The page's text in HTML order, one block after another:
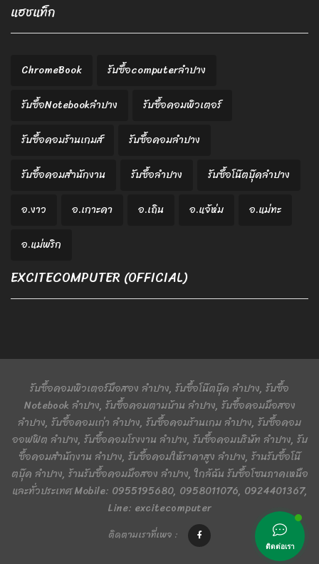
แฮชแท็ก
ChromeBook
รับซื้อcomputerลำปาง
รับซื้อNotebookลำปาง
รับซื้อคอมพิวเตอร์
รับซื้อคอมร้านเกมส์
รับซื้อคอมลำปาง
รับซื้อคอมสำนักงาน
รับซื้อลำปาง
รับซื้อโน๊ตบุ๊คลำปาง
อ.งาว
อ.เกาะคา อ.เถิน อ.แจ้ห่ม
อ.แม่ทะ
อ.แม่พริก
EXCITECOMPUTER (OFFICIAL)
รับซื้อคอมพิวเตอร์มือสอง ลำปาง, รับซื้อโน๊ตบุ๊ค ลำปาง, รับซื้อ
Notebook ลำปาง, รับซื้อคอมตามบ้าน ลำปาง, รับซื้อคอมมือสอง
ลำปาง, รับซื้อคอมเก่า ลำปาง, รับซื้อคอมร้านเกม ลำปาง, รับซื้อคอม
ออฟฟิต ลำปาง, รับซื้อคอมโรงงาน ลำปาง, รับซื้อคอมบริษัท ลำปาง, รับ
ซื้อคอมสำนักงาน ลำปาง, รับซื้อคอมให้ราคาสูง ลำปาง, ร้านรับซื้อโน๊
ตบุ๊ค ลำปาง, ร้านรับซื้อคอมมือสอง ลำปาง, ใกล้ฉัน รับซื้อโซนภาคเหนือ
และทั่วประเทศ Mobile: 0955195680, 0958011076, 0924401367,
Line: excitecomputer
ติดตามเราที่เพจ :
ติดต่อเรา